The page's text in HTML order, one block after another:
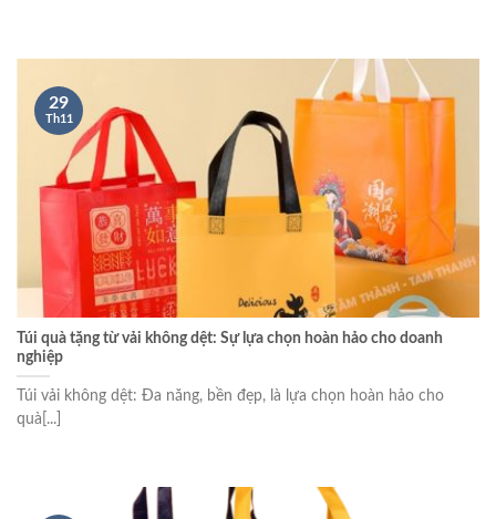
Túi quà tặng từ vải không dệt: Sự lựa chọn hoàn hảo cho doanh
nghiệp
Túi vải không dệt: Đa năng, bền đẹp, là lựa chọn hoàn hảo cho
quà[...]
29
Th11